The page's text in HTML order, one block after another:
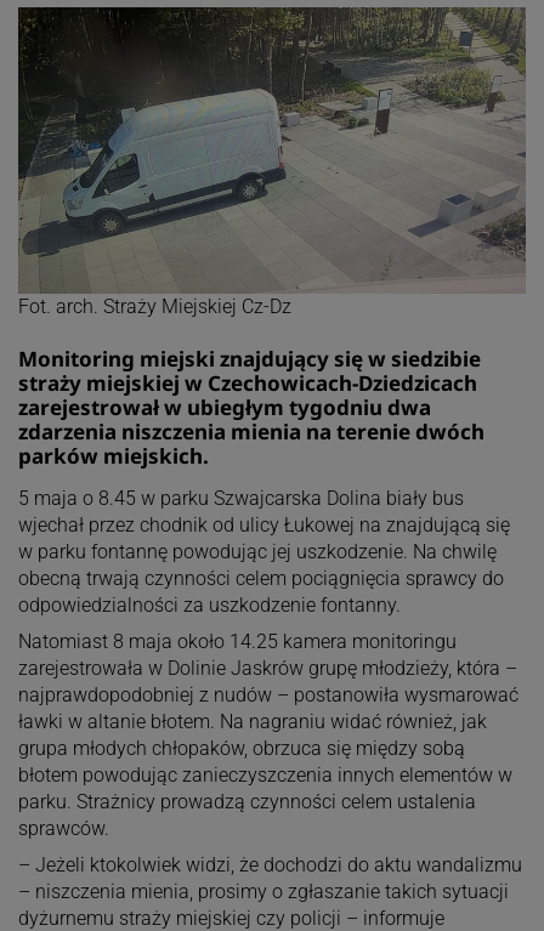
Fot. arch. Straży Miejskiej Cz-Dz
Monitoring miejski znajdujący się w siedzibie
straży miejskiej w Czechowicach-Dziedzicach
zarejestrował w ubiegłym tygodniu dwa
zdarzenia niszczenia mienia na terenie dwóch
parków miejskich.
5 maja o 8.45 w parku Szwajcarska Dolina biały bus
wjechał przez chodnik od ulicy Łukowej na znajdującą się
w parku fontannę powodując jej uszkodzenie. Na chwilę
obecną trwają czynności celem pociągnięcia sprawcy do
odpowiedzialności za uszkodzenie fontanny.
Natomiast 8 maja około 14.25 kamera monitoringu
zarejestrowała w Dolinie Jaskrów grupę młodzieży, która –
najprawdopodobniej z nudów – postanowiła wysmarować
ławki w altanie błotem. Na nagraniu widać również, jak
grupa młodych chłopaków, obrzuca się między sobą
błotem powodując zanieczyszczenia innych elementów w
parku. Strażnicy prowadzą czynności celem ustalenia
sprawców.
– Jeżeli ktokolwiek widzi, że dochodzi do aktu wandalizmu
– niszczenia mienia, prosimy o zgłaszanie takich sytuacji
dyżurnemu straży miejskiej czy policji – informuje